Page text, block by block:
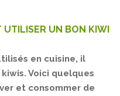
UTILISER UN BON KIWI
en cuisine, il
Voici quelques
et consommer de